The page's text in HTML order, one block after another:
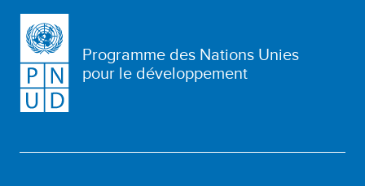
Programme des Nations Unies
pour le développement